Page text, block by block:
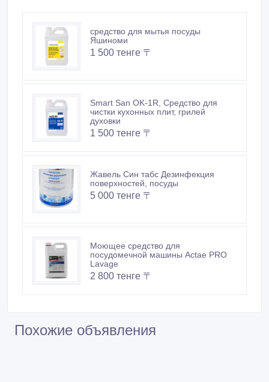
средство для мытья посуды
Яшиноми
1 500 тенге 〒
Smart San OK-1R, Средство для
чистки кухонных плит, грилей
духовки
1 500 тенге 〒
Жавель Син табс Дезинфекция
поверхностей, посуды
5 000 тенге 〒
Моющее средство для
посудомечной машины Actae PRO
Lavage
2 800 тенге 〒
Похожие объявления